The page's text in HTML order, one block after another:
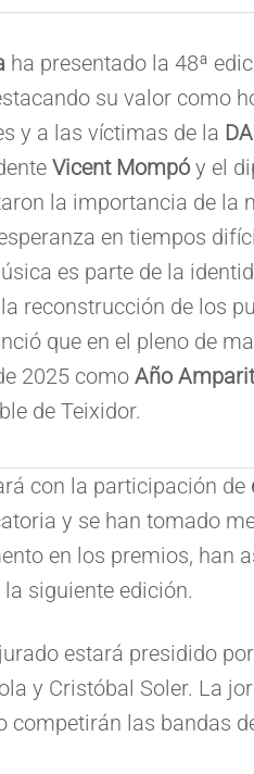
ha presentado la 48ª
su valor como
y a las víctimas de la
Vicent Mompóy el
la importancia de la
en tiempos
es parte de la
reconstrucción de los
que en el pleno de
2025 como Año
de Teixidor.
con la participación de
y se han tomado
en los premios, han
siguiente edición.
estará presidido por
y Cristóbal Soler. La
competirán las bandas